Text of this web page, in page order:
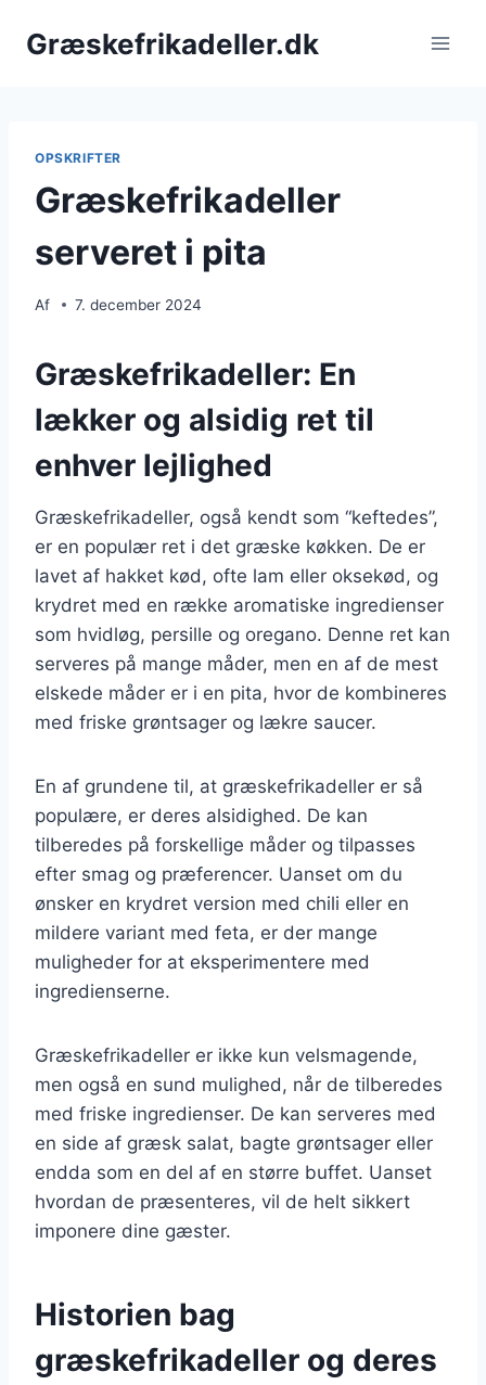
Græskefrikadeller.dk
OPSKRIFTER
Græskefrikadeller
serveret i pita
Af 7. december 2024
Græskefrikadeller: En
lækker og alsidig ret til
enhver lejlighed
Græskefrikadeller, også kendt som “keftedes”,
er en populær ret i det græske køkken. De er
lavet af hakket kød, ofte lam eller oksekød, og
krydret med en række aromatiske ingredienser
som hvidløg, persille og oregano. Denne ret kan
serveres på mange måder, men en af de mest
elskede måder er i en pita, hvor de kombineres
med friske grøntsager og lækre saucer.
En af grundene til, at græskefrikadeller er så
populære, er deres alsidighed. De kan
tilberedes på forskellige måder og tilpasses
efter smag og præferencer. Uanset om du
ønsker en krydret version med chili eller en
mildere variant med feta, er der mange
muligheder for at eksperimentere med
ingredienserne.
Græskefrikadeller er ikke kun velsmagende,
men også en sund mulighed, når de tilberedes
med friske ingredienser. De kan serveres med
en side af græsk salat, bagte grøntsager eller
endda som en del af en større buffet. Uanset
hvordan de præsenteres, vil de helt sikkert
imponere dine gæster.
Historien bag
græskefrikadeller og deres